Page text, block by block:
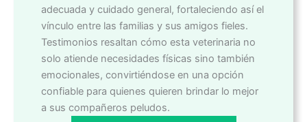
adecuada y cuidado general, fortaleciendo así el
vínculo entre las familias y sus amigos fieles.
Testimonios resaltan cómo esta veterinaria no
solo atiende necesidades físicas sino también
emocionales, convirtiéndose en una opción
confiable para quienes quieren brindar lo mejor
a sus compañeros peludos.